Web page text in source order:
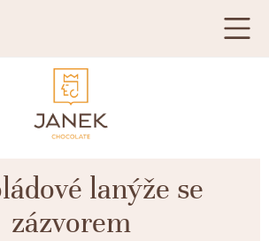
NÁKUPNÍ
KOŠÍK
lanýže se
zázvorem